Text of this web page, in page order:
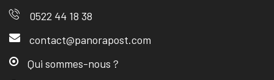
0522 44 18 38
contact@panorapost.com
Qui sommes-nous ?